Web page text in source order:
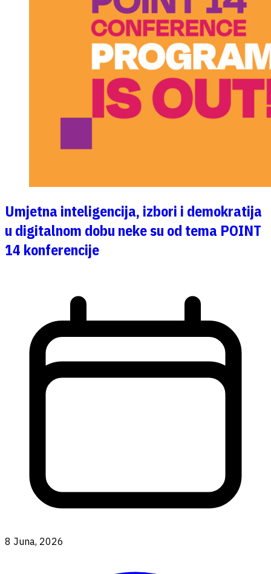
Umjetna inteligencija, izbori i demokratija
u digitalnom dobu neke su od tema POINT
14 konferencije
8 Juna, 2026